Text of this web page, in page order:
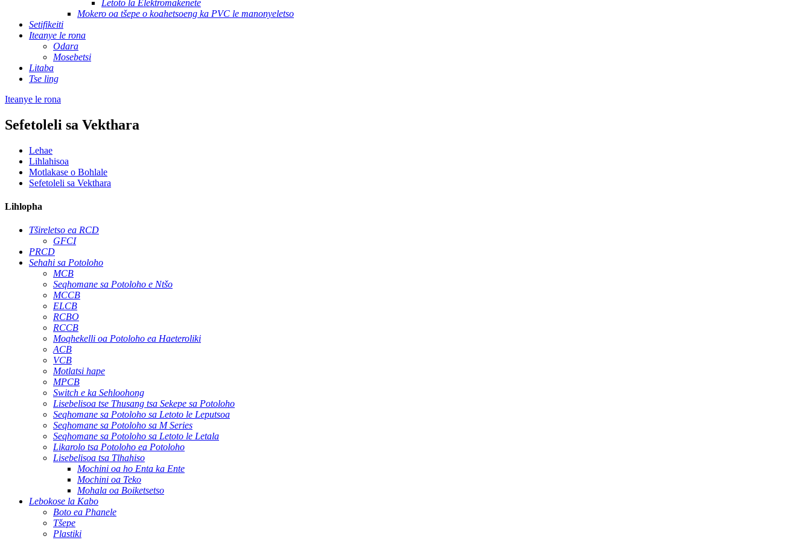
Letoto la Elektromakenete
Mokero oa tšepe o koahetsoeng ka PVC le manonyeletso
Setifikeiti
Iteanye le rona
Odara
Mosebetsi
Litaba
Tse ling
Iteanye le rona
Sefetoleli sa Vekthara
Lehae
Lihlahisoa
Motlakase o Bohlale
Sefetoleli sa Vekthara
Lihlopha
Tšireletso ea RCD
GFCI
PRCD
Sehahi sa Potoloho
MCB
Seqhomane sa Potoloho e Ntšo
MCCB
ELCB
RCBO
RCCB
Moqhekelli oa Potoloho ea Haeteroliki
ACB
VCB
Motlatsi hape
MPCB
Switch e ka Sehloohong
Lisebelisoa tse Thusang tsa Sekepe sa Potoloho
Seqhomane sa Potoloho sa Letoto le Leputsoa
Seqhomane sa Potoloho sa M Series
Seqhomane sa Potoloho sa Letoto le Letala
Likarolo tsa Potoloho ea Potoloho
Lisebelisoa tsa Tlhahiso
Mochini oa ho Enta ka Ente
Mochini oa Teko
Mohala oa Boiketsetso
Lebokose la Kabo
Boto ea Phanele
Tšepe
Plastiki